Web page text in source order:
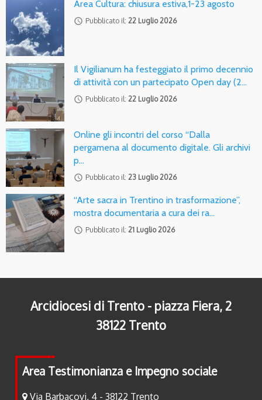
Area Cultura: chiusura estiva,1-23 agosto
access_time Pubblicato il: 22 Luglio 2026
Il Vigilianum ha festeggiato il primo decennio
di attività con un partecipato Open day (2…
access_time Pubblicato il: 22 Luglio 2026
Online gli incontri del corso “Dalla
pergamena al documento digitale. Gli archivi
p…
access_time Pubblicato il: 23 Luglio 2026
“Arte sacra in Trentino in trasformazione”,
mostra documentaria a cura dei ra…
access_time Pubblicato il: 21 Luglio 2026
Arcidiocesi di Trento - piazza Fiera, 2
38122 Trento
Area Testimonianza e Impegno sociale
Via Barbacovi, 4 - 38122 Trento